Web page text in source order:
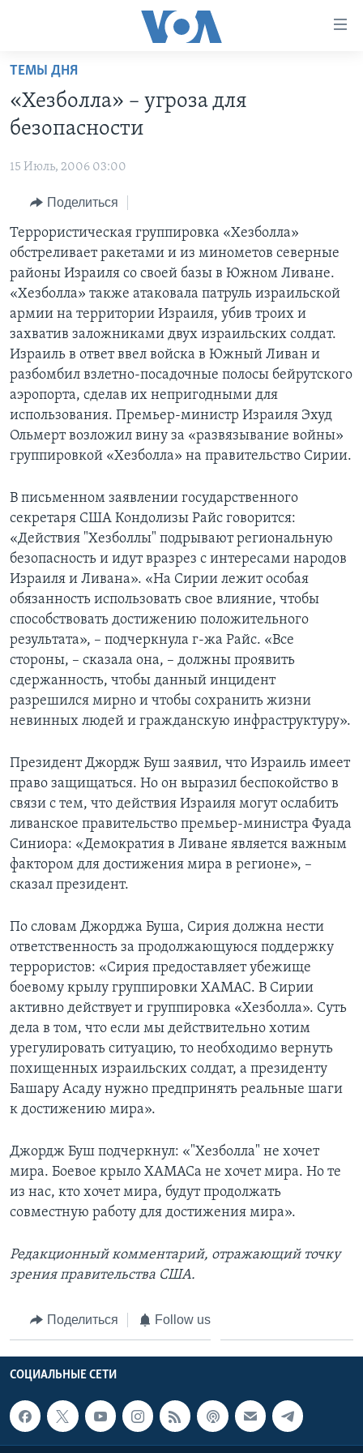
Перейти
основной
контент
навигации
Перейти
поиск
ГЛАВНОЕ
ПРОГРАММЫ
НОВОСТИ ЗА МИНУТУ
ИТОГИ
ПОЧЕМУ ЭТО ВАЖНО?
ДИСКУССИЯ VOA
ДЕТАЛИ
НЬЮ-ЙОРК NEW YORK
АМЕРИКА. БОЛЬШОЕ ПУТЕШЕСТВИЕ
УЧИМ АНГЛИЙСКИЙ
НАША АМЕРИКАНСКАЯ ИСТОРИЯ
А КАК В АМЕРИКЕ?
АРТЕФАКТЫ
АМЕРИКАНСКИЕ ГОРОДКИ
ТЕСТЫ
ЭКСПЕРТИЗА
ИНТЕРВЬЮ
ФАКТЫ ПРОТИВ ФЕЙКОВ
ЗА СВОБОДУ ПРЕССЫ
УЧИМ АНГЛИЙСКИЙ
ВИДЕО
ПОДПИСКА НА НОВОСТИ
Learning English
СОЦИАЛЬНЫЕ СЕТИ
Языки
ТЕМЫ ДНЯ
«Хезболла» – угроза для
безопасности
15 Июль, 2006 03:00
Поделиться
Террористическая группировка «Хезболла»
обстреливает ракетами и из минометов северные
районы Израиля со своей базы в Южном Ливане.
«Хезболла» также атаковала патруль израильской
армии на территории Израиля, убив троих и
захватив заложниками двух израильских солдат.
Израиль в ответ ввел войска в Южный Ливан и
разбомбил взлетно-посадочные полосы бейрутского
аэропорта, сделав их непригодными для
использования. Премьер-министр Израиля Эхуд
Ольмерт возложил вину за «развязывание войны»
группировкой «Хезболла» на правительство Сирии.
В письменном заявлении государственного
секретаря США Кондолизы Райс говорится:
«Действия "Хезболлы" подрывают региональную
безопасность и идут вразрез с интересами народов
Израиля и Ливана». «На Сирии лежит особая
обязанность использовать свое влияние, чтобы
способствовать достижению положительного
результата», – подчеркнула г-жа Райс. «Все
стороны, – сказала она, – должны проявить
сдержанность, чтобы данный инцидент
разрешился мирно и чтобы сохранить жизни
невинных людей и гражданскую инфраструктуру».
Президент Джордж Буш заявил, что Израиль имеет
право защищаться. Но он выразил беспокойство в
связи с тем, что действия Израиля могут ослабить
ливанское правительство премьер-министра Фуада
Синиора: «Демократия в Ливане является важным
фактором для достижения мира в регионе», –
сказал президент.
По словам Джорджа Буша, Сирия должна нести
ответственность за продолжающуюся поддержку
террористов: «Сирия предоставляет убежище
боевому крылу группировки ХАМАС. В Сирии
активно действует и группировка «Хезболла». Суть
дела в том, что если мы действительно хотим
урегулировать ситуацию, то необходимо вернуть
похищенных израильских солдат, а президенту
Башару Асаду нужно предпринять реальные шаги
к достижению мира».
Джордж Буш подчеркнул: «"Хезболла" не хочет
мира. Боевое крыло ХАМАСа не хочет мира. Но те
из нас, кто хочет мира, будут продолжать
совместную работу для достижения мира».
Редакционный комментарий, отражающий точку
зрения правительства США.
Поделиться Follow us
СОЦИАЛЬНЫЕ СЕТИ